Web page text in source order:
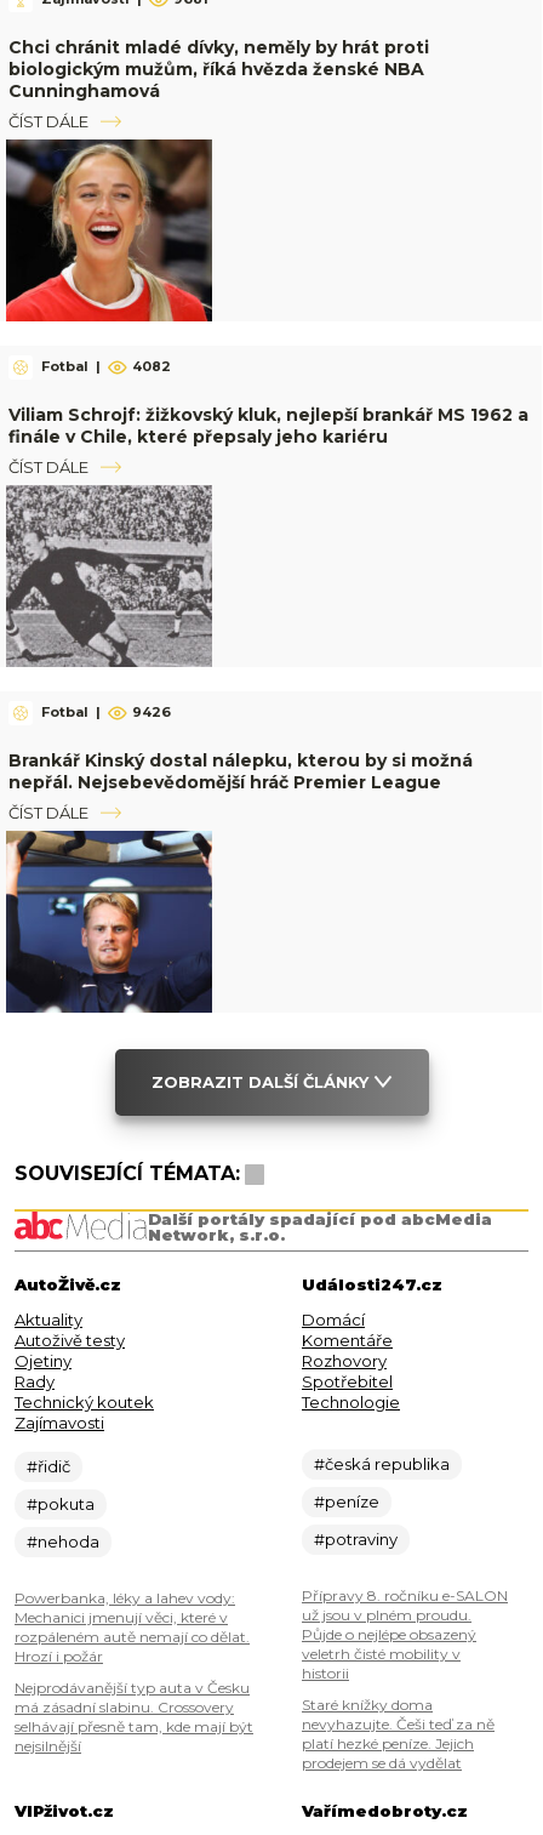
Chci chránit mladé dívky, neměly by hrát proti
biologickým mužům, říká hvězda ženské NBA
Cunninghamová
ČÍST DÁLE
Fotbal | 4082
Viliam Schrojf: žižkovský kluk, nejlepší brankář MS 1962 a
finále v Chile, které přepsaly jeho kariéru
ČÍST DÁLE
Fotbal | 9426
Brankář Kinský dostal nálepku, kterou by si možná
nepřál. Nejsebevědomější hráč Premier League
ČÍST DÁLE
ZOBRAZIT DALŠÍ ČLÁNKY
SOUVISEJÍCÍ TÉMATA:
Další portály spadající pod abcMedia
Network, s.r.o.
AutoŽivě.cz
Aktuality
Autoživě testy
Ojetiny
Rady
Technický koutek
Zajímavosti
#řidič
#pokuta
#nehoda
Powerbanka, léky a lahev vody:
Mechanici jmenují věci, které v
rozpáleném autě nemají co dělat.
Hrozí i požár
Nejprodávanější typ auta v Česku
má zásadní slabinu. Crossovery
selhávají přesně tam, kde mají být
nejsilnější
Události247.cz
Domácí
Komentáře
Rozhovory
Spotřebitel
Technologie
#česká republika
#peníze
#potraviny
Přípravy 8. ročníku e-SALON
už jsou v plném proudu.
Půjde o nejlépe obsazený
veletrh čisté mobility v
historii
Staré knížky doma
nevyhazujte. Češi teď za ně
platí hezké peníze. Jejich
prodejem se dá vydělat
VIPživot.cz
Vařímedobroty.cz